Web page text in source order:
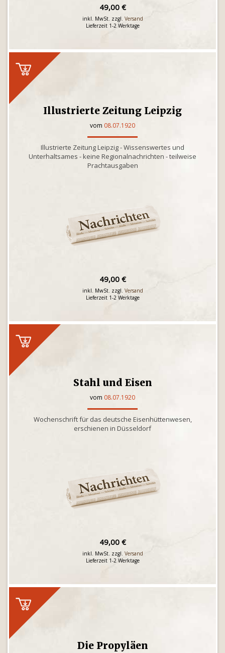
49,00 €
inkl. MwSt. zzgl. Versand
Lieferzeit 1-2 Werktage
Illustrierte Zeitung Leipzig
vom 08.07.1920
Illustrierte Zeitung Leipzig - Wissenswertes und
Unterhaltsames - keine Regionalnachrichten - teilweise
Prachtausgaben
49,00 €
inkl. MwSt. zzgl. Versand
Lieferzeit 1-2 Werktage
Stahl und Eisen
vom 08.07.1920
Wochenschrift für das deutsche Eisenhüttenwesen,
erschienen in Düsseldorf
49,00 €
inkl. MwSt. zzgl. Versand
Lieferzeit 1-2 Werktage
Die Propyläen